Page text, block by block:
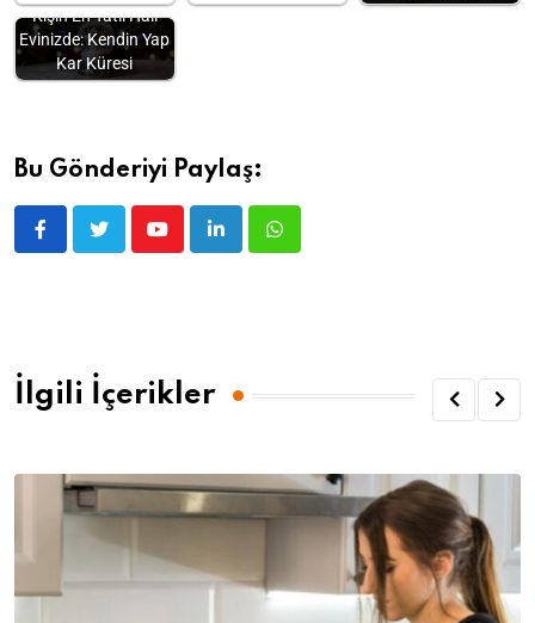
Kışın En Tatlı Hali
Evinizde: Kendin Yap
Kar Küresi
Bu Gönderiyi Paylaş:
İlgili İçerikler